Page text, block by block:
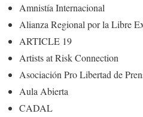
Amnistía Internacional
Alianza Regional por la Libre
ARTICLE 19
Artists at Risk Connection
Asociación Pro Libertad de
Aula Abierta
CADAL